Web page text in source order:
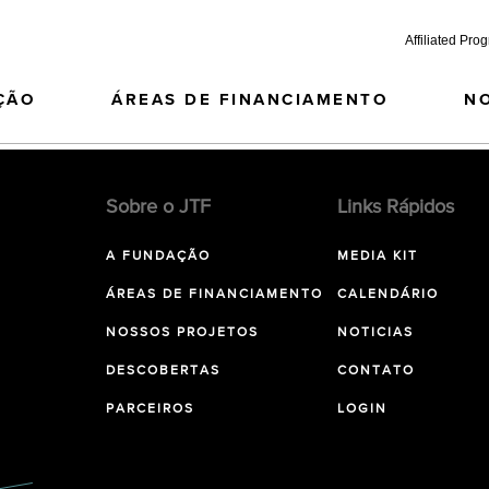
Affiliated
ÁREAS DE FINANCIAMENTO
Sobre o JTF
A FUNDAÇÃO
ÁREAS DE FINANCIAMENTO
NOSSOS PROJETOS
DESCOBERTAS
PARCEIROS
Links Rápidos
MEDIA KIT
CALENDÁRIO
NOTICIAS
CONTATO
LOGIN